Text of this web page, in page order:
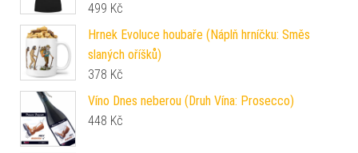
499 Kč
Hrnek Evoluce houbaře (Náplň hrníčku: Směs
slaných oříšků)
378 Kč
Víno Dnes neberou (Druh Vína: Prosecco)
448 Kč